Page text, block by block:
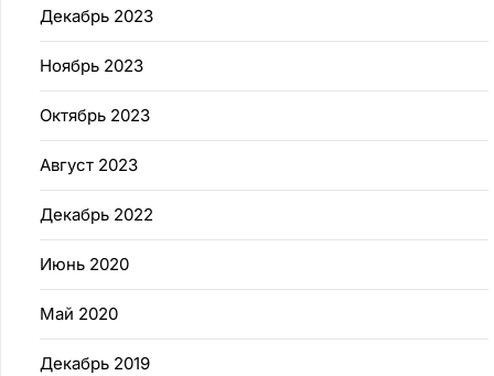
Декабрь 2023
Ноябрь 2023
Октябрь 2023
Август 2023
Декабрь 2022
Июнь 2020
Май 2020
Декабрь 2019